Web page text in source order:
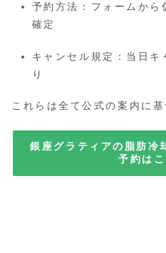
予約方法：フォームか
確定
キャンセル規定：当日キ
り
これらは全て公式の案内に基
銀座グラティアの脂肪
予約はこ